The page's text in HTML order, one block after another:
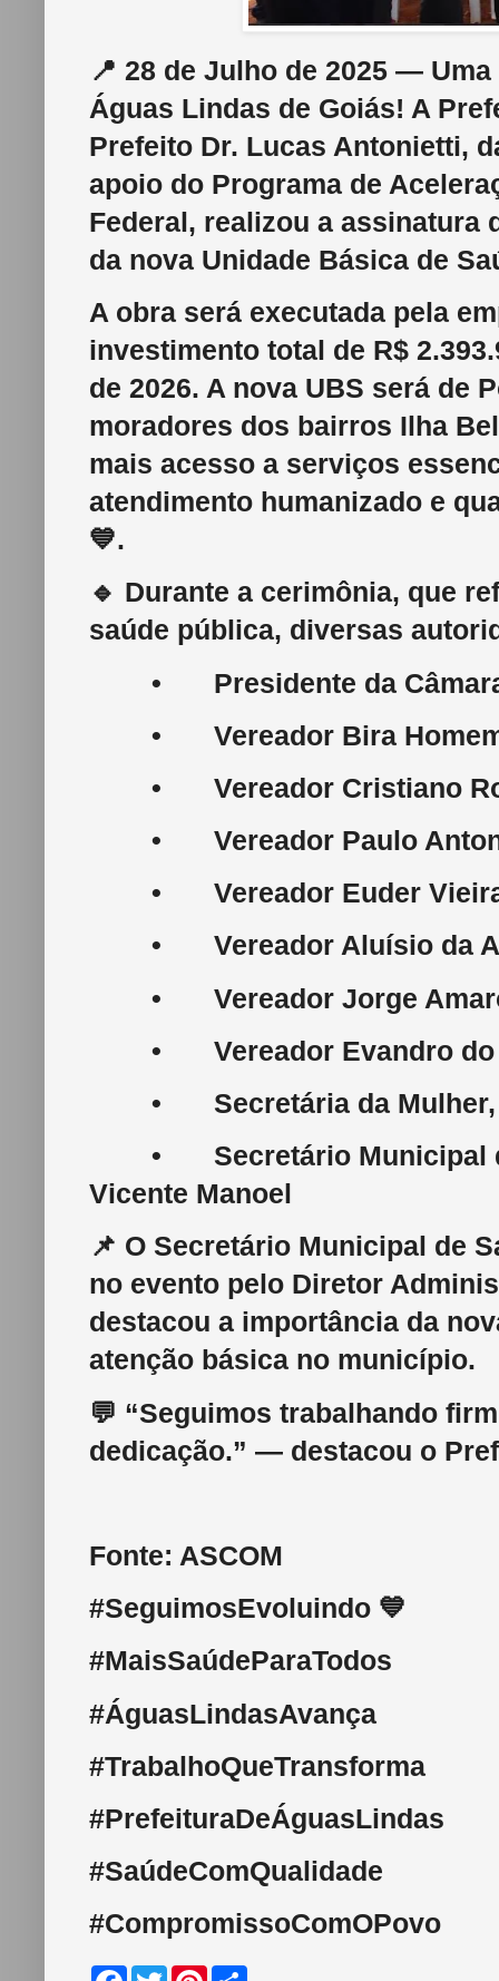
📍 28 de Julho de 2025 —
Águas Lindas de Goiás! A
Prefeito Dr. Lucas Antonietti,
apoio do Programa de
Federal, realizou a assinatura
da nova Unidade Básica de
A obra será executada pela
investimento total de R$
de 2026. A nova UBS será de
moradores dos bairros Ilha
mais acesso a serviços
atendimento humanizado e
💙.
🔹 Durante a cerimônia, que
saúde pública, diversas
•
Presidente da
•
Vereador Bira
•
Vereador Cristiano
•
Vereador Paulo
•
Vereador Euder
•
Vereador Aluísio da
•
Vereador Jorge
•
Vereador Evandro
•
Secretária da
•
Secretário Municipal
Vicente Manoel
📌 O Secretário Municipal de
no evento pelo Diretor
destacou a importância da
atenção básica no município.
💬 “Seguimos trabalhando
dedicação.” — destacou o
Fonte: ASCOM
#SeguimosEvoluindo 💙
#MaisSaúdeParaTodos
#ÁguasLindasAvança
#TrabalhoQueTransforma
#PrefeituraDeÁguasLindas
#SaúdeComQualidade
#CompromissoComOPovo